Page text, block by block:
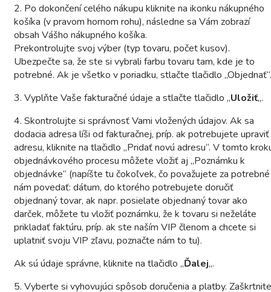
2. Po dokončení celého nákupu kliknite na ikonku nákupného
košíka (v pravom hornom rohu), následne sa Vám zobrazí
obsah Vášho nákupného košíka.
Prekontrolujte svoj výber (typ tovaru, počet kusov).
Ubezpečte sa, že ste si vybrali farbu tovaru tam, kde je to
potrebné. Ak je všetko v poriadku, stlačte tlačidlo „Objednať“.
3. Vyplňte Vaše fakturačné údaje a stlačte tlačidlo „Uložiť„.
4. Skontrolujte si správnosť Vami vložených údajov. Ak sa
dodacia adresa líši od fakturačnej, príp. ak potrebujete upraviť
adresu, kliknite na tlačidlo „Pridať novú adresu“. V tomto
objednávkového procesu môžete vložiť aj „Poznámku k
objednávke“ (napíšte tu čokoľvek, čo považujete za potrebné
nám povedať: dátum, do ktorého potrebujete doručiť
objednaný tovar, ak napr. posielate objednaný tovar ako
darček, môžete tu vložiť poznámku, že k tovaru si neželáte
prikladať faktúru, príp. ak ste naším VIP členom a chcete si
uplatniť svoju VIP zľavu, poznačte nám to tu).
Ak sú údaje správne, kliknite na tlačidlo „Ďalej„.
5. Vyberte si vyhovujúci spôsob doručenia a platby. Zaškrtnite